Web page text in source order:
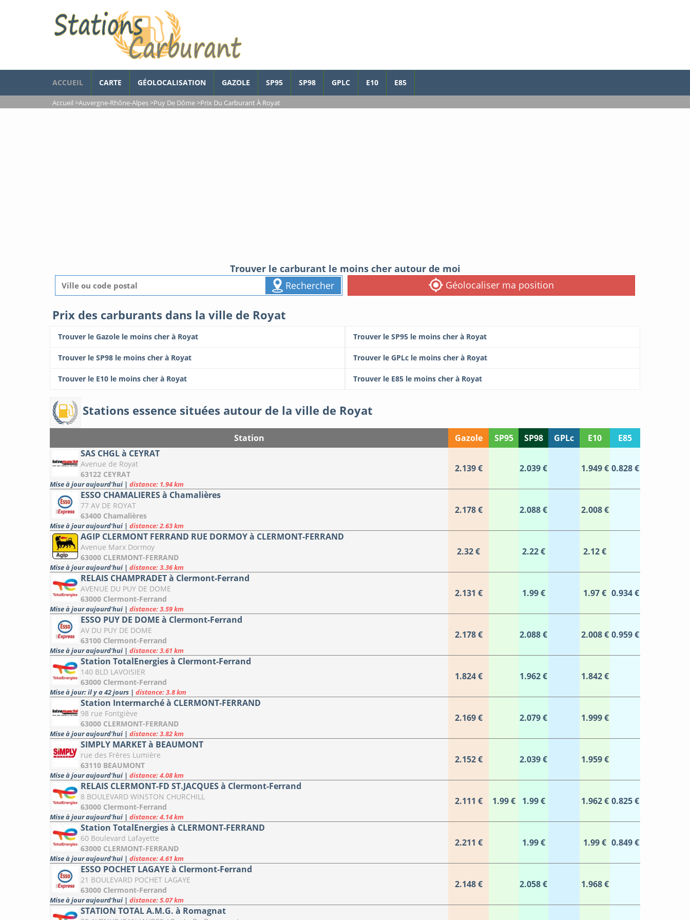
ACCUEIL CARTE GÉOLOCALISATION GAZOLE SP95 SP98 GPLC E10 E85
Accueil >Auvergne-Rhône-Alpes>Puy De Dôme>Prix Du Carburant À Royat
Trouver le carburant le moins cher autour de moi
Rechercher
Géolocaliser ma position
Prix des carburants dans la ville de Royat
Trouver le Gazole le moins cher à Royat Trouver le SP95 le moins cher à Royat
Trouver le SP98 le moins cher à Royat Trouver le GPLc le moins cher à Royat
Trouver le E10 le moins cher à Royat Trouver le E85 le moins cher à Royat
Stations essence situées autour de la ville de Royat
Station Gazole SP95 SP98 GPLc E10
E85
SAS CHGL à CEYRAT
Avenue de Royat
63122 CEYRAT
Mise à jour aujourd'hui | distance: 1.94 km
2.139 € 2.039 € 1.949 € 0.828 €
ESSO CHAMALIERES à Chamalières
77 AV DE ROYAT
63400 Chamalières
Mise à jour aujourd'hui | distance: 2.63 km
2.178 € 2.088 € 2.008 €
AGIP CLERMONT FERRAND RUE DORMOY à CLERMONT-FERRAND
Avenue Marx Dormoy
63000 CLERMONT-FERRAND
Mise à jour aujourd'hui | distance: 3.36 km
2.32 € 2.22 € 2.12 €
RELAIS CHAMPRADET à Clermont-Ferrand
AVENUE DU PUY DE DOME
63000 Clermont-Ferrand
Mise à jour aujourd'hui | distance: 3.59 km
2.131 € 1.99 € 1.97 € 0.934 €
ESSO PUY DE DOME à Clermont-Ferrand
AV DU PUY DE DOME
63100 Clermont-Ferrand
Mise à jour aujourd'hui | distance: 3.61 km
2.178 € 2.088 € 2.008 € 0.959 €
Station TotalEnergies à Clermont-Ferrand
140 BLD LAVOISIER
63000 Clermont-Ferrand
Mise à jour: il y a 42 jours | distance: 3.8 km
1.824 € 1.962 € 1.842 €
Station Intermarché à CLERMONT-FERRAND
98 rue Fontgiève
63000 CLERMONT-FERRAND
Mise à jour aujourd'hui | distance: 3.82 km
2.169 € 2.079 € 1.999 €
SIMPLY MARKET à BEAUMONT
rue des Frères Lumière
63110 BEAUMONT
Mise à jour aujourd'hui | distance: 4.08 km
2.152 € 2.039 € 1.959 €
RELAIS CLERMONT-FD ST.JACQUES à Clermont-Ferrand
8 BOULEVARD WINSTON CHURCHILL
63000 Clermont-Ferrand
Mise à jour aujourd'hui | distance: 4.14 km
2.111 € 1.99 € 1.99 € 1.962 € 0.825 €
Station TotalEnergies à CLERMONT-FERRAND
60 Boulevard Lafayette
63000 CLERMONT-FERRAND
Mise à jour aujourd'hui | distance: 4.61 km
2.211 € 1.99 € 1.99 € 0.849 €
ESSO POCHET LAGAYE à Clermont-Ferrand
21 BOULEVARD POCHET LAGAYE
63000 Clermont-Ferrand
Mise à jour aujourd'hui | distance: 5.07 km
2.148 € 2.058 € 1.968 €
STATION TOTAL A.M.G. à Romagnat